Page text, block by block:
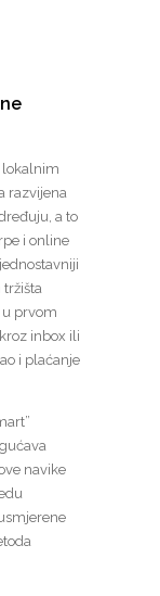
lokalnim
razvijena
a to
i online
tržišta
u prvom
inbox ili
i plaćanje
navike